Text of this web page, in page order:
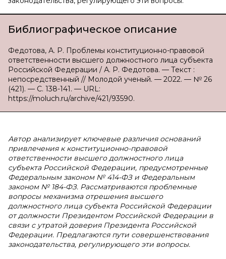
Библиографическое описание
Федотова, А. Р. Проблемы конституционно-правовой
ответственности высшего должностного лица субъекта
Российской Федерации / А. Р. Федотова. — Текст :
непосредственный // Молодой ученый. — 2022. — № 26
(421). — С. 138-141. — URL:
https://moluch.ru/archive/421/93590.
Автор анализирует ключевые различия оснований
привлечения к конституционно-правовой
ответственности высшего должностного лица
субъекта Российской Федерации, предусмотренные
Федеральным законом № 414-ФЗ и Федеральным
законом № 184-ФЗ. Рассматриваются проблемные
вопросы механизма отрешения высшего
должностного лица субъекта Российской Федерации
от должности Президентом Российской Федерации в
связи с утратой доверия Президента Российской
Федерации. Предлагаются пути совершенствования
законодательства, регулирующего эти вопросы.